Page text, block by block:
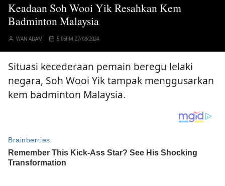
Keadaan Soh Wooi Yik Resahkan Kem
Badminton Malaysia
WAN ADAM 5:06PM 27/08/2024
Situasi kecederaan pemain beregu lelaki
negara, Soh Wooi Yik tampak menggusarkan
kem badminton Malaysia.